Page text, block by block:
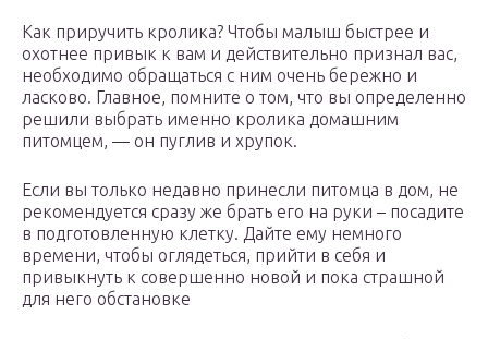
Как приручить кролика? Чтобы малыш быстрее и
охотнее привык к вам и действительно признал вас,
необходимо обращаться с ним очень бережно и
ласково. Главное, помните о том, что вы определенно
решили выбрать именно кролика домашним
питомцем, — он пуглив и хрупок.
Если вы только недавно принесли питомца в дом, не
рекомендуется сразу же брать его на руки – посадите
в подготовленную клетку. Дайте ему немного
времени, чтобы оглядеться, прийти в себя и
привыкнуть к совершенно новой и пока страшной
для него обстановке